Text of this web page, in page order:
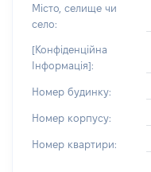
Місто, селище чи
село:
[Конфіденційна
Інформація]:
Номер будинку:
Номер корпусу:
Номер квартири: